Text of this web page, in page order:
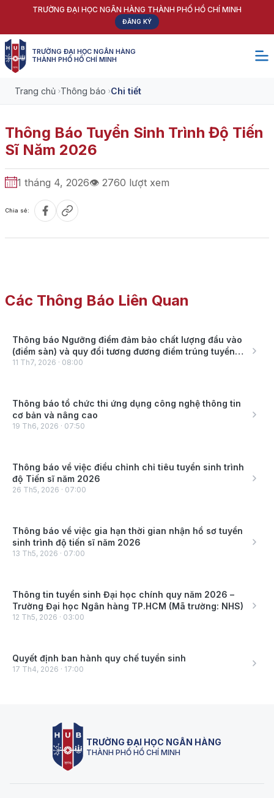
TRƯỜNG ĐẠI HỌC NGÂN HÀNG THÀNH PHỐ HỒ CHÍ MINH
ĐĂNG KÝ
TRƯỜNG ĐẠI HỌC NGÂN HÀNG
THÀNH PHỐ HỒ CHÍ MINH
Trang chủ Thông báo Chi tiết
Thông Báo Tuyển Sinh Trình Độ Tiến
Sĩ Năm 2026
1 tháng 4, 2026👁 2760 lượt xem
Chia sẻ:
Các Thông Báo Liên Quan
Thông báo Ngưỡng điểm đảm bảo chất lượng đầu vào
(điểm sàn) và quy đổi tương đương điểm trúng tuyển
giữa các phương thức, tổ hợp môn xét tuyển đại học
11 Th7, 2026 · 08:00
Thông báo tổ chức thi ứng dụng công nghệ thông tin
cơ bản và nâng cao
19 Th6, 2026 · 07:50
Thông báo về việc điều chỉnh chỉ tiêu tuyển sinh trình
độ Tiến sĩ năm 2026
26 Th5, 2026 · 07:00
Thông báo về việc gia hạn thời gian nhận hồ sơ tuyển
sinh trình độ tiến sĩ năm 2026
13 Th5, 2026 · 07:00
Thông tin tuyển sinh Đại học chính quy năm 2026 –
Trường Đại học Ngân hàng TP.HCM (Mã trường: NHS)
12 Th5, 2026 · 03:00
Quyết định ban hành quy chế tuyển sinh
17 Th4, 2026 · 17:00
TRƯỜNG ĐẠI HỌC NGÂN HÀNG
THÀNH PHỐ HỒ CHÍ MINH